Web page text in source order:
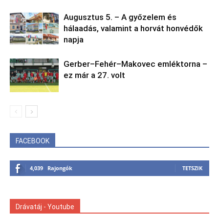
Augusztus 5. – A győzelem és
hálaadás, valamint a horvát honvédők
napja
Gerber–Fehér–Makovec emléktorna –
ez már a 27. volt
FACEBOOK
4,039 Rajongók TETSZIK
Drávatáj - Youtube